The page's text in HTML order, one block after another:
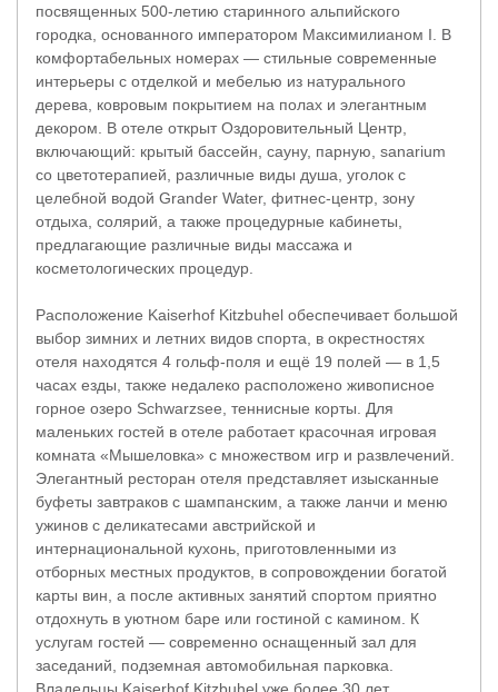
посвященных 500-летию старинного альпийского
городка, основанного императором Максимилианом I. В
комфортабельных номерах — стильные современные
интерьеры с отделкой и мебелью из натурального
дерева, ковровым покрытием на полах и элегантным
декором. В отеле открыт Оздоровительный Центр,
включающий: крытый бассейн, сауну, парную, sanarium
со цветотерапией, различные виды душа, уголок с
целебной водой Grander Water, фитнес-центр, зону
отдыха, солярий, а также процедурные кабинеты,
предлагающие различные виды массажа и
косметологических процедур.
Расположение Kaiserhof Kitzbuhel обеспечивает большой
выбор зимних и летних видов спорта, в окрестностях
отеля находятся 4 гольф-поля и ещё 19 полей — в 1,5
часах езды, также недалеко расположено живописное
горное озеро Schwarzsee, теннисные корты. Для
маленьких гостей в отеле работает красочная игровая
комната «Мышеловка» с множеством игр и развлечений.
Элегантный ресторан отеля представляет изысканные
буфеты завтраков с шампанским, а также ланчи и меню
ужинов с деликатесами австрийской и
интернациональной кухонь, приготовленными из
отборных местных продуктов, в сопровождении богатой
карты вин, а после активных занятий спортом приятно
отдохнуть в уютном баре или гостиной с камином. К
услугам гостей — современно оснащенный зал для
заседаний, подземная автомобильная парковка.